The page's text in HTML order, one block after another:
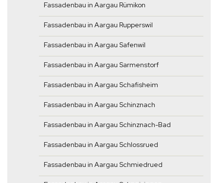
Fassadenbau in Aargau Rümikon
Fassadenbau in Aargau Rupperswil
Fassadenbau in Aargau Safenwil
Fassadenbau in Aargau Sarmenstorf
Fassadenbau in Aargau Schafisheim
Fassadenbau in Aargau Schinznach
Fassadenbau in Aargau Schinznach-Bad
Fassadenbau in Aargau Schlossrued
Fassadenbau in Aargau Schmiedrued